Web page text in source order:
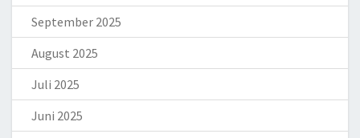
September 2025
August 2025
Juli 2025
Juni 2025